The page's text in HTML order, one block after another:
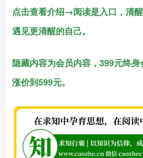
点击查看介绍→阅读是入口，清
遇见更清醒的自己。
隐藏内容为会员内容，399元终
涨价到599元。